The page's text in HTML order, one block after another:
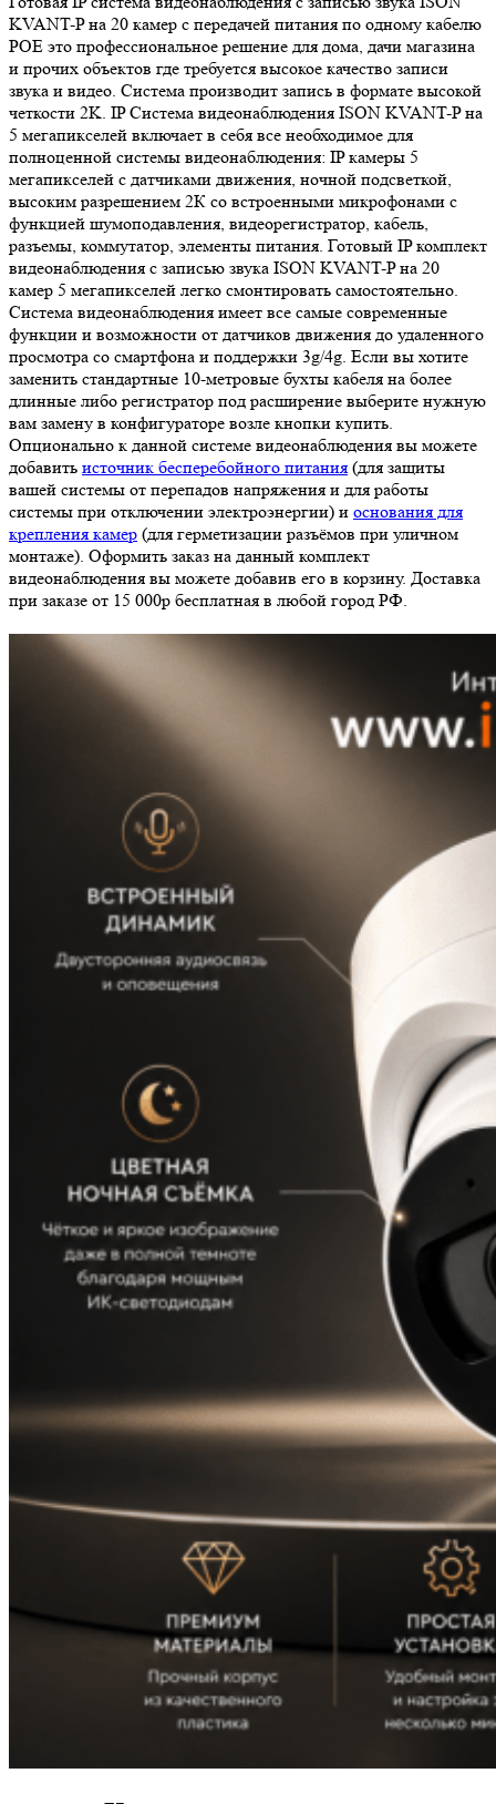
KVANT-P на 20 камер с передачей питания по одному кабелю
POE это профессиональное решение для дома, дачи магазина
и прочих объектов где требуется высокое качество записи
звука и видео. Система производит запись в формате высокой
четкости 2K. IP Система видеонаблюдения ISON KVANT-P на
5 мегапикселей включает в себя все необходимое для
полноценной системы видеонаблюдения: IP камеры 5
мегапикселей с датчиками движения, ночной подсветкой,
высоким разрешением 2К со встроенными микрофонами с
функцией шумоподавления, видеорегистратор, кабель,
разъемы, коммутатор, элементы питания. Готовый IP комплект
видеонаблюдения с записью звука ISON KVANT-P на 20
камер 5 мегапикселей легко смонтировать самостоятельно.
Система видеонаблюдения имеет все самые современные
функции и возможности от датчиков движения до удаленного
просмотра со смартфона и поддержки 3g/4g. Если вы хотите
заменить стандартные 10-метровые бухты кабеля на более
длинные либо регистратор под расширение выберите нужную
вам замену в конфигураторе возле кнопки купить.
Опционально к данной системе видеонаблюдения вы можете
добавить источник бесперебойного питания (для защиты
вашей системы от перепадов напряжения и для работы
системы при отключении электроэнергии) и основания для
крепления камер (для герметизации разъёмов при уличном
монтаже). Оформить заказ на данный комплект
видеонаблюдения вы можете добавив его в корзину. Доставка
при заказе от 15 000р бесплатная в любой город РФ.